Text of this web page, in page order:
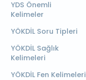
YDS Önemli
Kelimeler
YÖKDİL Soru Tipleri
YÖKDİL Sağlık
Kelimeleri
YÖKDİL Fen Kelimeleri